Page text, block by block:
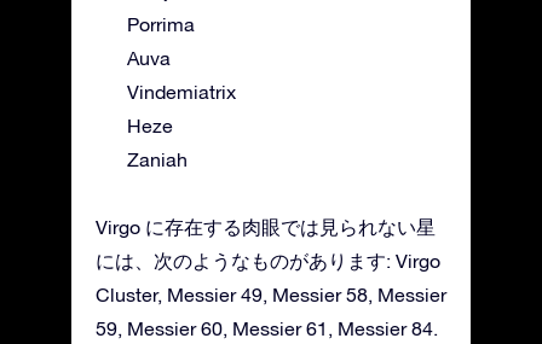
Porrima
Auva
Vindemiatrix
Heze
Zaniah
Virgo に存在する肉眼では見られない星
には、次のようなものがあります: Virgo
Cluster, Messier 49, Messier 58, Messier
59, Messier 60, Messier 61, Messier 84.